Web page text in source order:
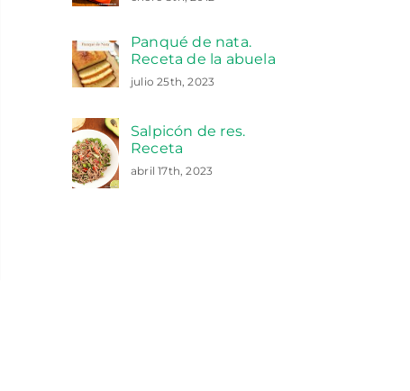
Panqué de nata.
Receta de la abuela
julio 25th, 2023
Salpicón de res.
Receta
abril 17th, 2023